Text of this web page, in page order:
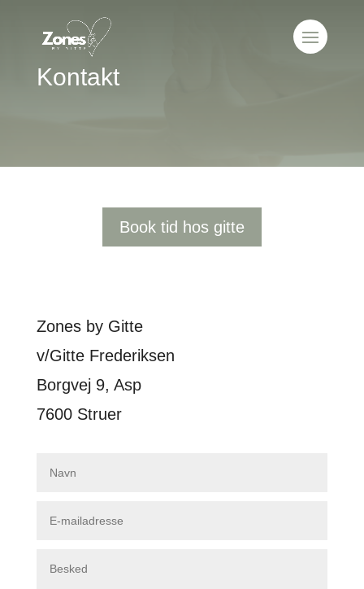
Kontakt
Book tid hos gitte
Zones by Gitte
v/Gitte Frederiksen
Borgvej 9, Asp
7600 Struer